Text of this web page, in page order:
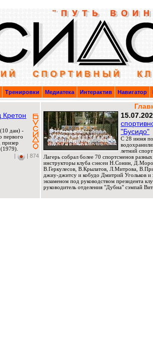
Тренировки Медиатека Интерактив Навигатор
Кретон
дан) -
первого
|
| 874
"Бусидо"
C 28 июня
летний
Лагерь собрал более 70 спортсменов
инструкторы клуба сэнсеи Н.Сонин,
В.Геркулесов, В.Крылатов, Л.Митрова,
джиу-джитсу и кобудо Дмитрий Угольков и
экзаменом под руководством президента
руководитель отделения "Дубна" сэмпай